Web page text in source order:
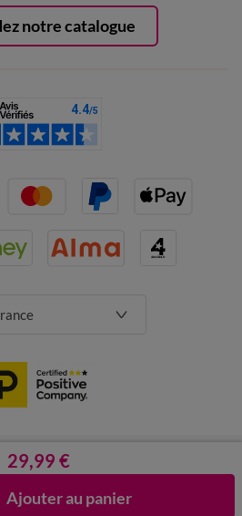
29,99 €
Ajouter au panier
notre catalogue
Données personnelles